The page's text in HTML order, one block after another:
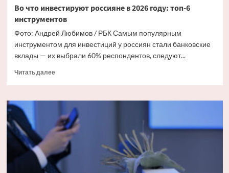
Во что инвестируют россияне в 2026 году: топ-6
инструментов
Фото: Андрей Любимов / РБК Самым популярным
инструментом для инвестиций у россиян стали банковские
вклады — их выбрали 60% респондентов, следуют...
Читать далееПрочитать
Во
инвестируют
россияне
2026
году:
топ-6